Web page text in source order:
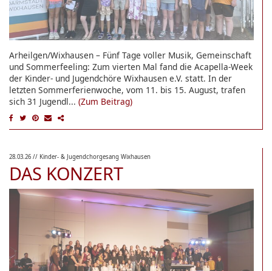
Arheilgen/Wixhausen – Fünf Tage voller Musik, Gemeinschaft
und Sommerfeeling: Zum vierten Mal fand die Acapella-Week
der Kinder- und Jugendchöre Wixhausen e.V. statt. In der
letzten Sommerferienwoche, vom 11. bis 15. August, trafen
sich 31 Jugendl... (Zum Beitrag)
28.03.26 // Kinder- & Jugendchorgesang Wixhausen
DAS KONZERT